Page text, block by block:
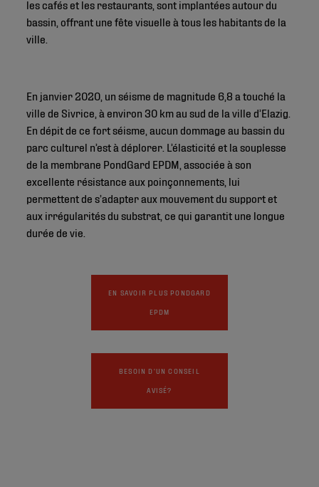
les cafés et les restaurants, sont implantées autour du
bassin, offrant une fête visuelle à tous les habitants de la
ville.
En janvier 2020, un séisme de magnitude 6,8 a touché la
ville de Sivrice, à environ 30 km au sud de la ville d’Elazig.
En dépit de ce fort séisme, aucun dommage au bassin du
parc culturel n’est à déplorer. L’élasticité et la souplesse
de la membrane PondGard EPDM, associée à son
excellente résistance aux poinçonnements, lui
permettent de s’adapter aux mouvement du support et
aux irrégularités du substrat, ce qui garantit une longue
durée de vie.
EN SAVOIR PLUS PONDGARD
EPDM
BESOIN D'UN CONSEIL
AVISÉ?